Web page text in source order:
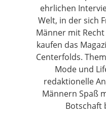
ehrlichen
Welt, in der sich
Männer mit
kaufen das
Centerfolds.
Mode und
redaktionelle
Männern Spaß
Botschaft